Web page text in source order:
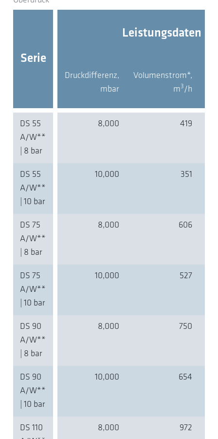
Serie
Leistungsdaten
Druckdifferenz,
mbar
Volumenstrom*,
m3/h
DS 55
A/W**
| 8 bar
8,000 419
DS 55
A/W**
| 10 bar
10,000 351
DS 75
A/W**
| 8 bar
8,000 606
DS 75
A/W**
| 10 bar
10,000 527
DS 90
A/W**
| 8 bar
8,000 750
DS 90
A/W**
| 10 bar
10,000 654
DS 110
8,000 972